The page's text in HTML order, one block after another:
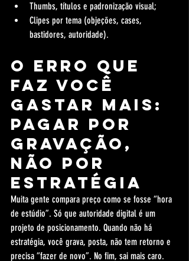
Thumbs, títulos e padronização visual;
Clipes por tema (objeções, cases,
bastidores, autoridade).
O erro que
faz você
gastar mais:
pagar por
gravação,
não por
estratégia
Muita gente compara preço como se fosse “hora
de estúdio”. Só que autoridade digital é um
projeto de posicionamento. Quando não há
estratégia, você grava, posta, não tem retorno e
precisa “fazer de novo”. No fim, sai mais caro.